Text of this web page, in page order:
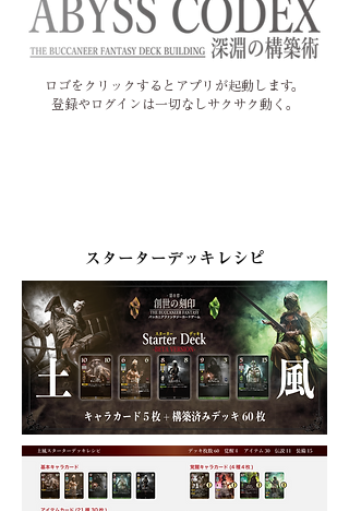
ロゴをクリックするとアプリが起動します。
​登録やログインは一切なしサクサク動く。
スターターデッキレシピ